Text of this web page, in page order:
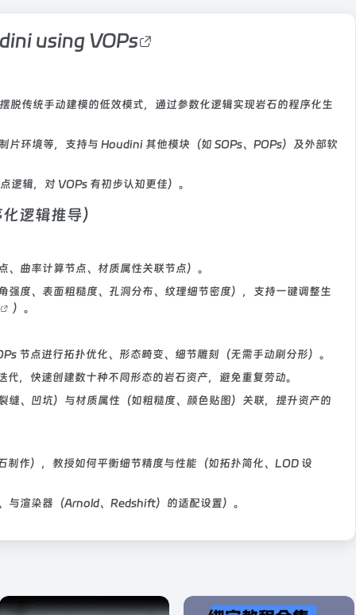
using VOPs
脱传统手动建模的低效模式，通过参数化逻辑实现岩石的程序化生
片环境等，支持与 Houdini 其他模块（如 SOPs、POPs）及外部软
逻辑，对 VOPs 有初步认知更佳）。
逻辑推导）
曲率计算节点、材质属性关联节点）。
度、表面粗糙度、孔洞分布、纹理细节密度），支持一键调整生
）。
节点进行拓扑优化、形态畸变、细节雕刻（无需手动刷分形）。
，快速创建数十种不同形态的岩石资产，避免重复劳动。
缝、凹坑）与材质属性（如粗糙度、颜色贴图）关联，提升资产的
作），教授如何平衡细节精度与性能（如拓扑简化、LOD 设
与渲染器（Arnold、Redshift）的适配设置）。